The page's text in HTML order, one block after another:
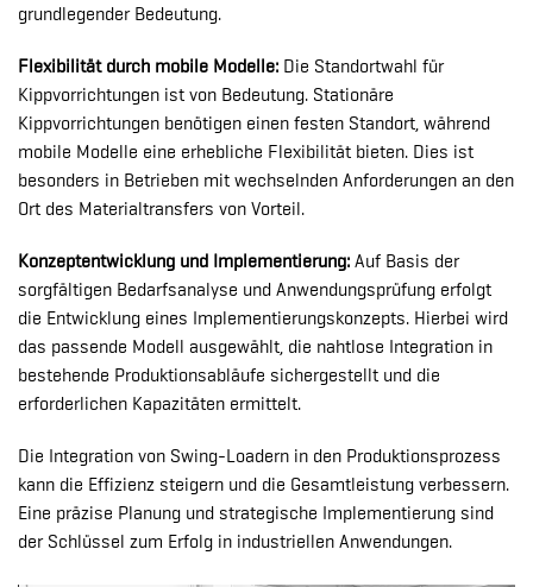
grundlegender Bedeutung.
Flexibilität durch mobile Modelle: Die Standortwahl für
Kippvorrichtungen ist von Bedeutung. Stationäre
Kippvorrichtungen benötigen einen festen Standort, während
mobile Modelle eine erhebliche Flexibilität bieten. Dies ist
besonders in Betrieben mit wechselnden Anforderungen an den
Ort des Materialtransfers von Vorteil.
Konzeptentwicklung und Implementierung: Auf Basis der
sorgfältigen Bedarfsanalyse und Anwendungsprüfung erfolgt
die Entwicklung eines Implementierungskonzepts. Hierbei wird
das passende Modell ausgewählt, die nahtlose Integration in
bestehende Produktionsabläufe sichergestellt und die
erforderlichen Kapazitäten ermittelt.
Die Integration von Swing-Loadern in den Produktionsprozess
kann die Effizienz steigern und die Gesamtleistung verbessern.
Eine präzise Planung und strategische Implementierung sind
der Schlüssel zum Erfolg in industriellen Anwendungen.